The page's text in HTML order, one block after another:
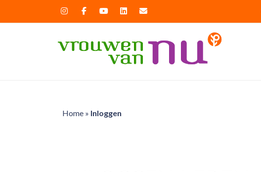
Home» Inloggen